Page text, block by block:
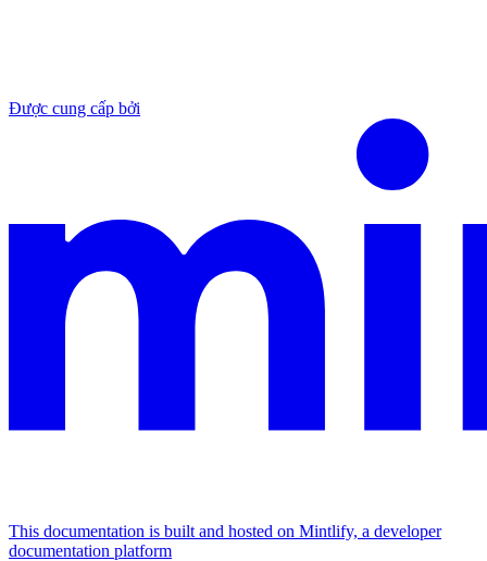
Được cung cấp bởi
This documentation is built and hosted on Mintlify, a developer
documentation platform